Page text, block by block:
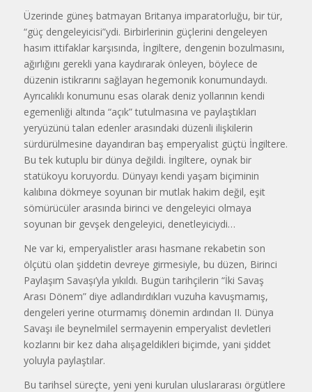
Üzerinde güneş batmayan Britanya imparatorluğu, bir tür,
“güç dengeleyicisi”ydi. Birbirlerinin güçlerini dengeleyen
hasım ittifaklar karşısında, İngiltere, dengenin bozulmasını,
ağırlığını gerekli yana kaydırarak önleyen, böylece de
düzenin istikrarını sağlayan hegemonik konumundaydı.
Ayrıcalıklı konumunu esas olarak deniz yollarının kendi
egemenliği altında “açık” tutulmasına ve paylaştıkları
yeryüzünü talan edenler arasındaki düzenli ilişkilerin
sürdürülmesine dayandıran baş emperyalist güçtü İngiltere.
Bu tek kutuplu bir dünya değildi. İngiltere, oynak bir
statükoyu koruyordu. Dünyayı kendi yaşam biçiminin
kalıbına dökmeye soyunan bir mutlak hakim değil, eşit
sömürücüler arasında birinci ve dengeleyici olmaya
soyunan bir gevşek dengeleyici, denetleyiciydi…
Ne var ki, emperyalistler arası hasmane rekabetin son
ölçütü olan şiddetin devreye girmesiyle, bu düzen, Birinci
Paylaşım Savaşı’yla yıkıldı. Bugün tarihçilerin “İki Savaş
Arası Dönem” diye adlandırdıkları vuzuha kavuşmamış,
dengeleri yerine oturmamış dönemin ardından II. Dünya
Savaşı ile beynelmilel sermayenin emperyalist devletleri
kozlarını bir kez daha alışageldikleri biçimde, yani şiddet
yoluyla paylaştılar.
Bu tarihsel süreçte, yeni yeni kurulan uluslararası örgütlere